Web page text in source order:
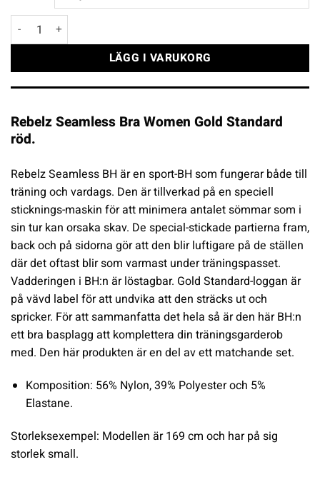
Rebelz Seamless Bra Women Gold Standard röd mängd
LÄGG I VARUKORG
Rebelz Seamless Bra Women Gold Standard
röd.
Rebelz Seamless BH är en sport-BH som fungerar både till
träning och vardags. Den är tillverkad på en speciell
sticknings-maskin för att minimera antalet sömmar som i
sin tur kan orsaka skav. De special-stickade partierna fram,
back och på sidorna gör att den blir luftigare på de ställen
där det oftast blir som varmast under träningspasset.
Vadderingen i BH:n är löstagbar. Gold Standard-loggan är
på vävd label för att undvika att den sträcks ut och
spricker. För att sammanfatta det hela så är den här BH:n
ett bra basplagg att komplettera din träningsgarderob
med. Den här produkten är en del av ett matchande set.
Komposition: 56% Nylon, 39% Polyester och 5%
Elastane.
Storleksexempel: Modellen är 169 cm och har på sig
storlek small.